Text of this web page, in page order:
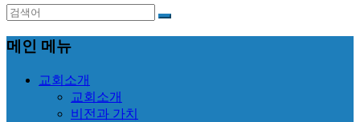
메인 메뉴
교회소개
교회소개
비전과 가치